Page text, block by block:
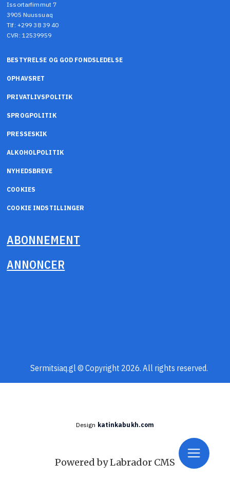
Issortarfimmut 7
3905 Nuussuaq
Tlf: +299 38 39 40
CVR: 12539959
BESTYRELSE OG GOD FONDSLEDELSE
OPHAVSRET
PRIVATLIVSPOLITIK
SPROGPOLITIK
PRESSESKIK
ALKOHOLPOLITIK
NYHEDSBREVE
COOKIES
COOKIE INDSTILLINGER
ABONNEMENT
ANNONCER
Sermitsiaq.gl © Copyright 2026. All rights reserved.
Design katinkabukh.com
Powered by Labrador CMS